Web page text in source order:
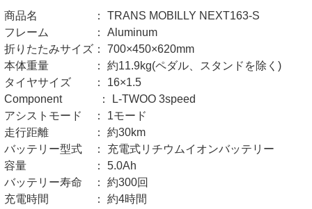
商品名 ： TRANS MOBILLY NEXT163-S
フレーム ： Aluminum
折りたたみサイズ： 700×450×620mm
本体重量 ： 約11.9kg(ペダル、スタンドを除く)
タイヤサイズ ： 16×1.5
Component ： L-TWOO 3speed
アシストモード ： 1モード
走行距離 ： 約30km
バッテリー型式 ： 充電式リチウムイオンバッテリー
容量 ： 5.0Ah
バッテリー寿命 ： 約300回
充電時間 ： 約4時間